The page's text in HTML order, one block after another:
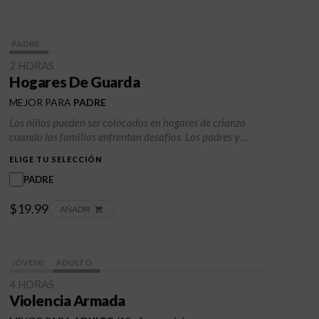
PADRE
2 HORAS
Hogares De Guarda
MEJOR PARA PADRE
Los niños pueden ser colocados en hogares de crianza
cuando las familias enfrentan desafíos. Los padres y
problemas juntos para crear un futuro positivo para los
niños.
ELIGE TU SELECCIÓN
PADRE
$19.99 AÑADIR
ADULTO
4 HORAS
Violencia Armada